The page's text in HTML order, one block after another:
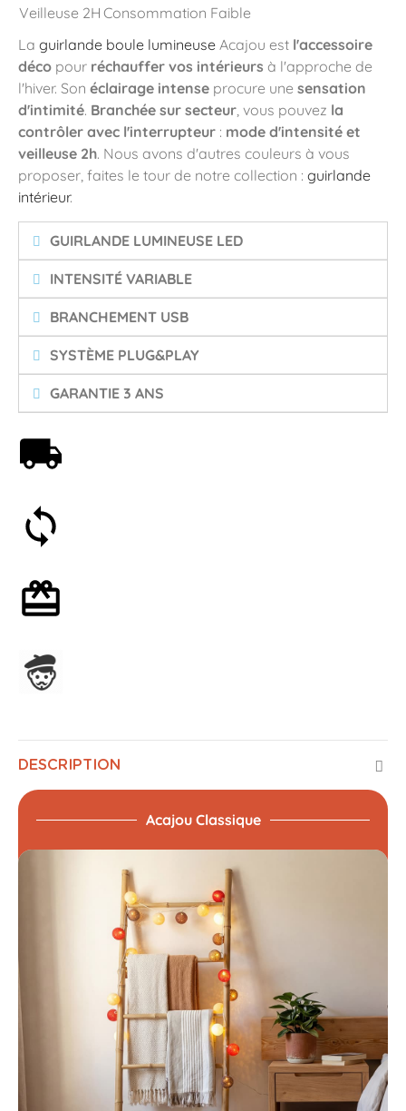
Veilleuse 2H Consommation Faible
La guirlande boule lumineuse Acajou est l'accessoire
déco pour réchauffer vos intérieurs à l'approche de
l'hiver. Son éclairage intense procure une sensation
d'intimité. Branchée sur secteur, vous pouvez la
contrôler avec l'interrupteur : mode d'intensité et
veilleuse 2h. Nous avons d'autres couleurs à vous
proposer, faites le tour de notre collection : guirlande
intérieur.
GUIRLANDE LUMINEUSE LED
INTENSITÉ VARIABLE
BRANCHEMENT USB
SYSTÈME PLUG&PLAY
GARANTIE 3 ANS
DESCRIPTION
Acajou Classique